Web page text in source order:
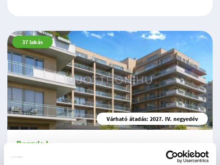
37 lakás
Várható átadás: 2027. IV. negyedév
Berry's I.
Budapest XI. kerület, Kelenföld